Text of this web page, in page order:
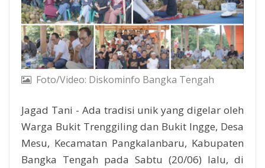
Foto/Video: Diskominfo Bangka Tengah
Jagad Tani - Ada tradisi unik yang digelar oleh
Warga Bukit Trenggiling dan Bukit Ingge, Desa
Mesu, Kecamatan Pangkalanbaru, Kabupaten
Bangka Tengah pada Sabtu (20/06) lalu, di